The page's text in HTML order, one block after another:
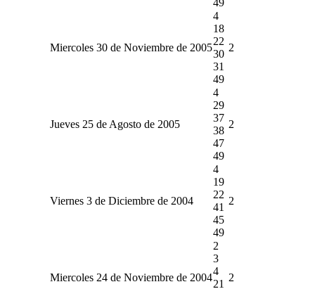
Miercoles 30 de Noviembre de 2005
4
18
22
30
31
49
2
Jueves 25 de Agosto de 2005
4
29
37
38
47
49
2
Viernes 3 de Diciembre de 2004
4
19
22
41
45
49
2
Miercoles 24 de Noviembre de 2004
2
3
4
21
2